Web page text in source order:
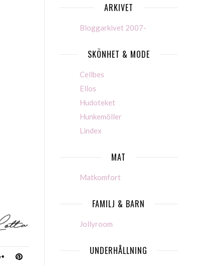
ARKIVET
Bloggarkivet 2007-
SKÖNHET & MODE
Cellbes
Ellos
Hudoteket
Hunkemöller
Lindex
MAT
Matkomfort
FAMILJ & BARN
Jollyroom
UNDERHÅLLNING